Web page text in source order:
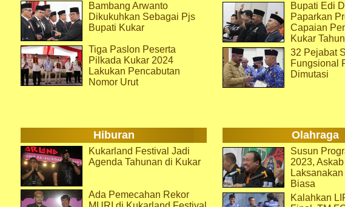
Bambang Arwanto
Dikukuhkan Sebagai Pjs
Bupati Kukar
Tiga Paslon Peserta
Pilkada Kukar 2024
Lakukan Pencabutan
Nomor Urut
Bupati Edi
Paparkan
Capaian
Kukar
32 Pejabat
Fungsional
Dimutasi
Hiburan Olahraga
Kukarland Festival Jadi
Agenda Tahunan di Kukar
Ada Pemecahan Rekor
Susun
2023,
Biasa
Kalahkan